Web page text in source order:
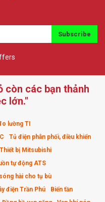
Subscribe
còn các bạn thảnh
lớn."
lường TI
Tủ điện phân phối, điều khiển
Thiết bị Mitsubishi
tự động ATS
hài cho tụ bù
điện Trần Phú
Biến tần